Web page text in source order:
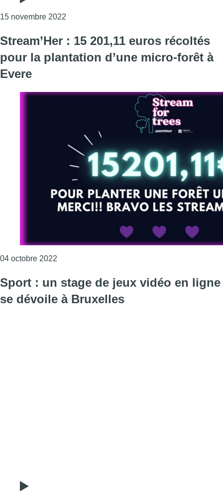
15 novembre 2022
Stream’Her : 15 201,11 euros récoltés
pour la plantation d’une micro-forêt à
Evere
04 octobre 2022
Sport : un stage de jeux vidéo en ligne
se dévoile à Bruxelles